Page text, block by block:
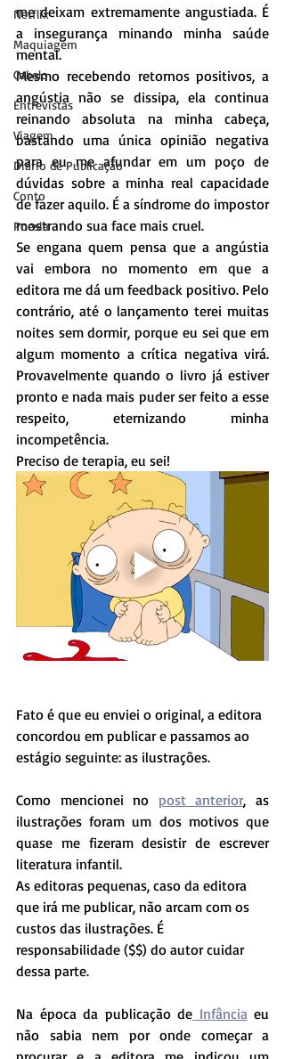
Netflix
Maquiagem
Cabelo
Entrevistas
Viagem
Diário de Publicação
Conto
Poesia
me deixam extremamente angustiada. É
a insegurança minando minha saúde
mental.
Mesmo recebendo retornos positivos, a
angústia não se dissipa, ela continua
reinando absoluta na minha cabeça,
bastando uma única opinião negativa
para eu me afundar em um poço de
dúvidas sobre a minha real capacidade
de fazer aquilo. É a síndrome do impostor
mostrando sua face mais cruel.
Se engana quem pensa que a angústia
vai embora no momento em que a
editora me dá um feedback positivo. Pelo
contrário, até o lançamento terei muitas
noites sem dormir, porque eu sei que em
algum momento a crítica negativa virá.
Provavelmente quando o livro já estiver
pronto e nada mais puder ser feito a esse
respeito, eternizando minha
incompetência.
Preciso de terapia, eu sei!
Fato é que eu enviei o original, a editora
concordou em publicar e passamos ao
estágio seguinte: as ilustrações.
Como mencionei no post anterior, as
ilustrações foram um dos motivos que
quase me fizeram desistir de escrever
literatura infantil.
As editoras pequenas, caso da editora
que irá me publicar, não arcam com os
custos das ilustrações. É
responsabilidade ($$) do autor cuidar
dessa parte.
Na época da publicação de Infância eu
não sabia nem por onde começar a